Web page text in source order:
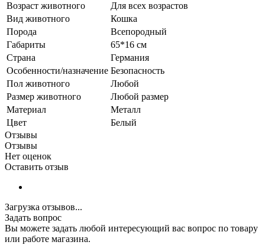
Возраст животного
Для всех возрастов
Вид животного
Кошка
Порода
Всепородный
Габариты
65*16 см
Страна
Германия
Особенности/назначение Безопасность
Пол животного
Любой
Размер животного
Любой размер
Материал
Металл
Цвет
Белый
Отзывы
Отзывы
Нет оценок
Оставить отзыв
Загрузка отзывов...
Задать вопрос
Вы можете задать любой интересующий вас вопрос по товару
или работе магазина.